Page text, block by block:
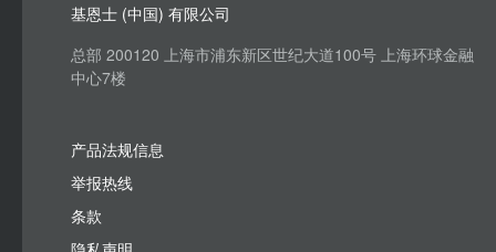
基恩士 (中国) 有限公司
总部 200120 上海市浦东新区世纪大道100号 上海环球金融
中心7楼
产品法规信息
举报热线
条款